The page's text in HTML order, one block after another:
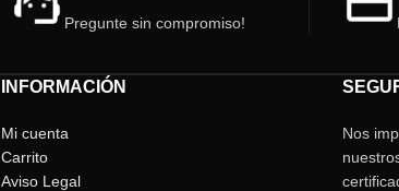
Pregunte sin compromiso!
INFORMACIÓN
Mi cuenta
Carrito
Aviso Legal
Nos